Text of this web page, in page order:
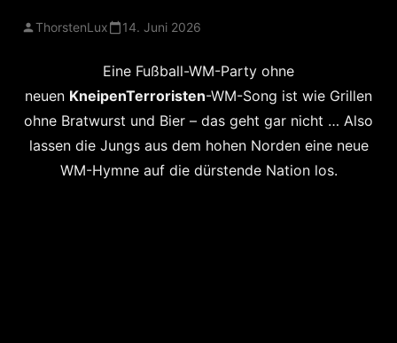
ThorstenLux 14. Juni 2026
Eine Fußball-WM-Party ohne
neuen KneipenTerroristen-WM-Song ist wie Grillen
ohne Bratwurst und Bier – das geht gar nicht … Also
lassen die Jungs aus dem hohen Norden eine neue
WM-Hymne auf die dürstende Nation los.